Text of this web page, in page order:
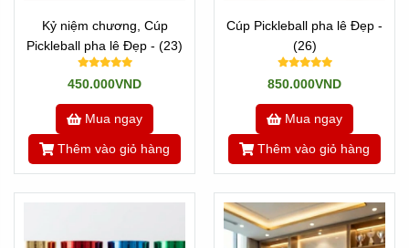
Kỷ niệm chương, Cúp
Pickleball pha lê Đẹp - (23)
450.000VND
Mua ngay
Thêm vào giỏ hàng
Cúp Pickleball pha lê Đẹp -
(26)
850.000VND
Mua ngay
Thêm vào giỏ hàng